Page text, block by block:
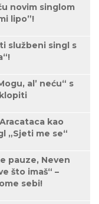
novim singlom
lipo”!
službeni singl s
al’ neću“ s
kao
„Sjeti me se“
pauze, Neven
što imaš“ –
sebi!